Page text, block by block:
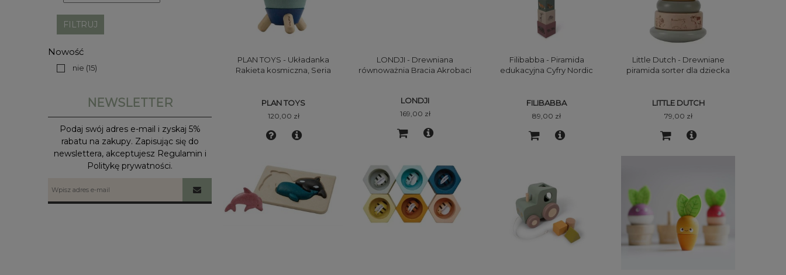
FILTRUJ
Nowość
nie (15)
NEWSLETTER
Podaj swój adres e-mail i zyskaj 5%
rabatu na zakupy. Zapisując się do
newslettera, akceptujesz Regulamin i
Politykę prywatności.
PLAN TOYS - Układanka
Rakieta kosmiczna, Seria
PLAN TOYS
120,00 zł
LONDJI - Drewniana
równoważnia Bracia Akrobaci
LONDJI
169,00 zł
Filibabba - Piramida
edukacyjna Cyfry Nordic
FILIBABBA
89,00 zł
Little Dutch - Drewniane
piramida sorter dla dziecka
LITTLE DUTCH
79,00 zł